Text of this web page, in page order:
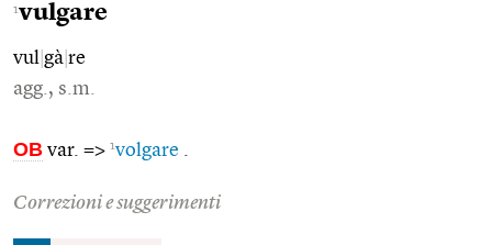
1vulgare
vul gà re
agg., s.m.
OB var. => 1volgare
Correzioni e suggerimenti